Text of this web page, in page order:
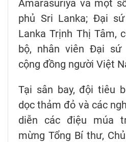
Amarasuriya và một
phủ Sri Lanka; Đại
Lanka Trịnh Thị Tâm,
bộ, nhân viên Đại
cộng đồng người Việt
Tại sân bay, đội tiêu
dọc thảm đỏ và các
diễn các điệu múa
mừng Tổng Bí thư,